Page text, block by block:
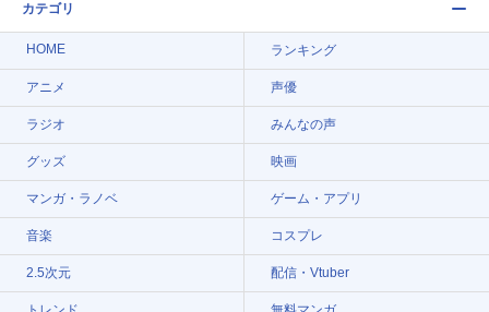
カテゴリ
HOME ランキング
アニメ 声優
ラジオ みんなの声
グッズ 映画
マンガ・ラノベ ゲーム・アプリ
音楽 コスプレ
2.5次元 配信・Vtuber